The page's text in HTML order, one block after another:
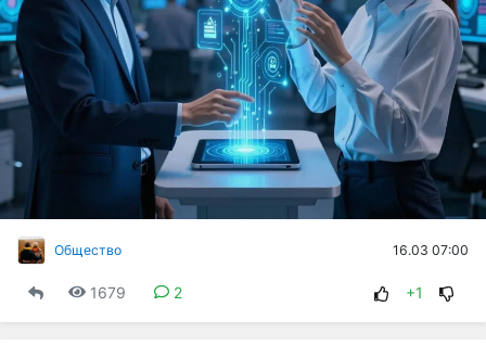
Общество 16.03 07:00
1679 2 +1